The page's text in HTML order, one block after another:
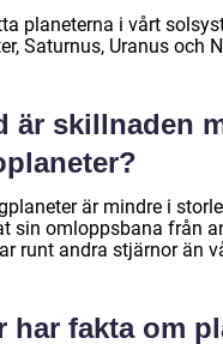
planeterna i vårt
Saturnus, Uranus och
är skillnaden
är mindre i
sin omloppsbana från
runt andra stjärnor än
har fakta om